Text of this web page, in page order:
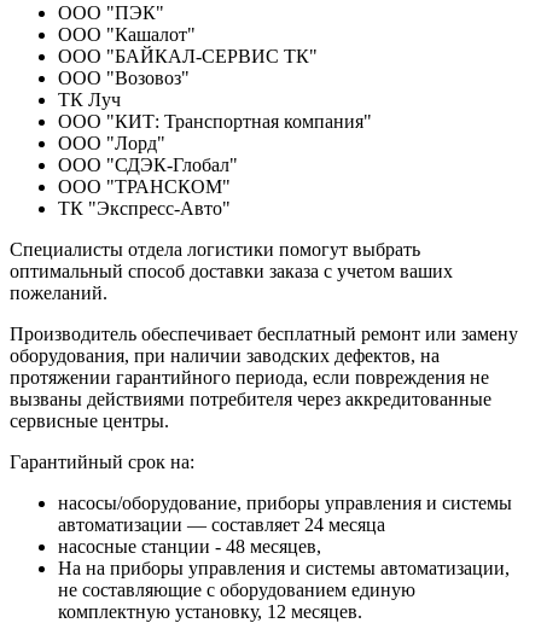
ООО "ПЭК"
ООО "Кашалот"
ООО "БАЙКАЛ-СЕРВИС ТК"
ООО "Возовоз"
ТК Луч
ООО "КИТ: Транспортная компания"
ООО "Лорд"
ООО "СДЭК-Глобал"
ООО "ТРАНСКОМ"
ТК "Экспресс-Авто"
Специалисты отдела логистики помогут выбрать
оптимальный способ доставки заказа с учетом ваших
пожеланий.
Производитель обеспечивает бесплатный ремонт или замену
оборудования, при наличии заводских дефектов, на
протяжении гарантийного периода, если повреждения не
вызваны действиями потребителя через аккредитованные
сервисные центры.
Гарантийный срок на:
насосы/оборудование, приборы управления и системы
автоматизации — составляет 24 месяца
насосные станции - 48 месяцев,
На на приборы управления и системы автоматизации,
не составляющие с оборудованием единую
комплектную установку, 12 месяцев.